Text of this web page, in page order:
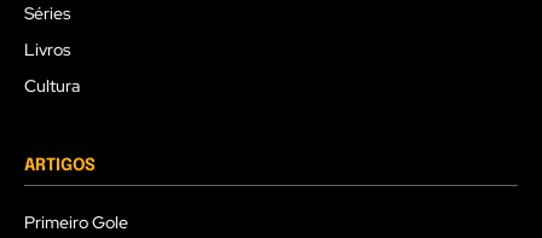
Séries
Livros
Cultura
ARTIGOS
Primeiro Gole